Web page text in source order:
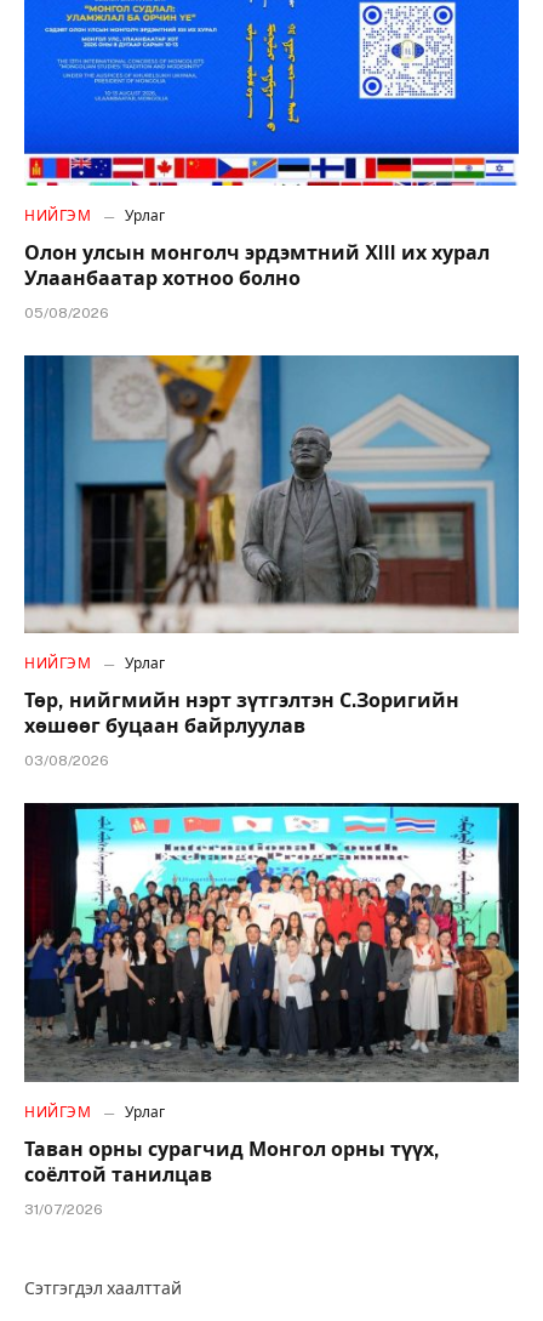
НИЙГЭМ Урлаг
Олон улсын монголч эрдэмтний XIII их хурал
Улаанбаатар хотноо болно
05/08/2026
НИЙГЭМ Урлаг
Төр, нийгмийн нэрт зүтгэлтэн С.Зоригийн
хөшөөг буцаан байрлуулав
03/08/2026
НИЙГЭМ Урлаг
Таван орны сурагчид Монгол орны түүх,
соёлтой танилцав
31/07/2026
Сэтгэгдэл хаалттай